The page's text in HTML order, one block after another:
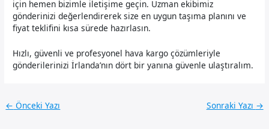
için hemen bizimle iletişime geçin. Uzman ekibimiz
gönderinizi değerlendirerek size en uygun taşıma planını ve
fiyat teklifini kısa sürede hazırlasın.
Hızlı, güvenli ve profesyonel hava kargo çözümleriyle
gönderilerinizi İrlanda’nın dört bir yanına güvenle ulaştıralım.
← Önceki Yazı Sonraki Yazı →